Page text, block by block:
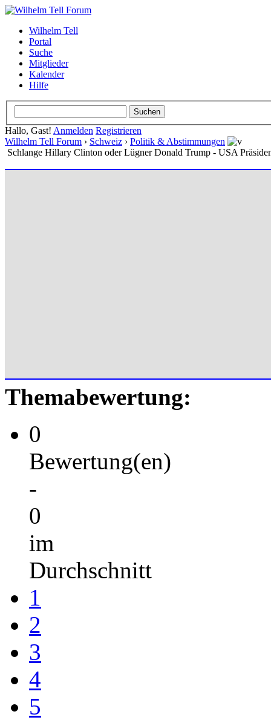
Wilhelm Tell
Portal
Suche
Mitglieder
Kalender
Hilfe
Hallo, Gast! Anmelden Registrieren
Wilhelm Tell Forum › Schweiz › Politik & Abstimmungen
Schlange Hillary Clinton oder Lügner Donald Trump - USA
Themabewertung:
0
Bewertung(en)
-
0
im
Durchschnitt
1
2
3
4
5